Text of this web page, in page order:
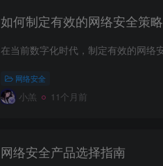
如何制定有效的网络安全策略
网络安全
小羔 11个月前
网络安全产品选择指南